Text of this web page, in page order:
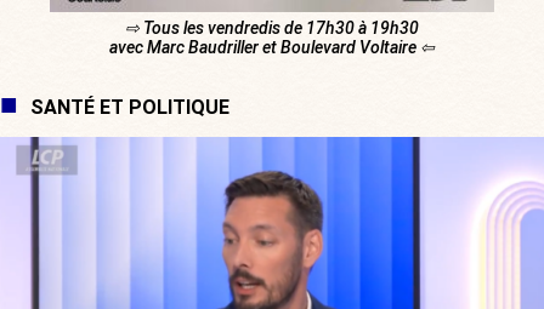
⇨ Tous les vendredis de 17h30 à 19h30
avec Marc Baudriller et Boulevard Voltaire ⇦
SANTÉ ET POLITIQUE